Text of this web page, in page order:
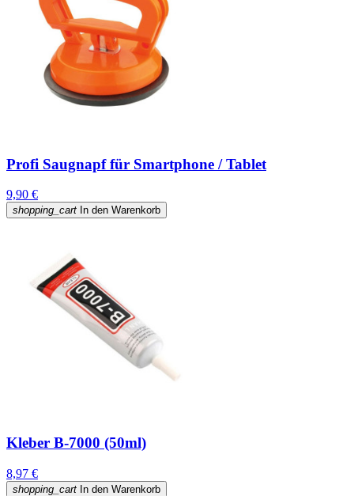
Profi Saugnapf für Smartphone / Tablet
9,90 €
shopping_cart In den Warenkorb
Kleber B-7000 (50ml)
8,97 €
shopping_cart In den Warenkorb